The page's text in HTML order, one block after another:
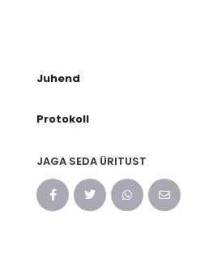
Juhend
Protokoll
JAGA SEDA ÜRITUST